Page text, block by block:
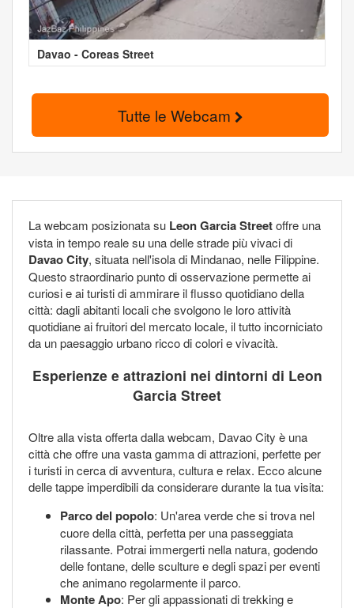
Davao - Coreas Street
Tutte le Webcam
La webcam posizionata su Leon Garcia Streetoffre una
vista in tempo reale su una delle strade più vivaci di
Davao City, situata nell'isola di Mindanao, nelle Filippine.
Questo straordinario punto di osservazione permette ai
curiosi e ai turisti di ammirare il flusso quotidiano della
città: dagli abitanti locali che svolgono le loro attività
quotidiane ai fruitori del mercato locale, il tutto incorniciato
da un paesaggio urbano ricco di colori e vivacità.
Esperienze e attrazioni nei dintorni di Leon
Garcia Street
Oltre alla vista offerta dalla webcam, Davao City è una
città che offre una vasta gamma di attrazioni, perfette per
i turisti in cerca di avventura, cultura e relax. Ecco alcune
delle tappe imperdibili da considerare durante la tua visita:
Parco del popolo: Un'area verde che si trova nel
cuore della città, perfetta per una passeggiata
rilassante. Potrai immergerti nella natura, godendo
delle fontane, delle sculture e degli spazi per eventi
che animano regolarmente il parco.
Monte Apo: Per gli appassionati di trekking e